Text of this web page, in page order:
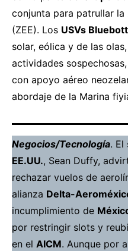
conjunta para patrullar
(ZEE). Los USVs
solar, eólica y de las
actividades
con apoyo aéreo
abordaje de la Marina
Negocios/Tecnología. El
EE.UU., Sean Duffy,
rechazar vuelos de
alianza Delta-
incumplimiento de
por restringir slots y
en el AICM. Aunque por